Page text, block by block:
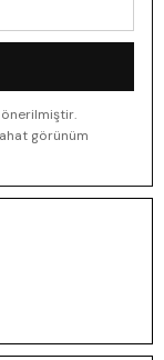
görünüm